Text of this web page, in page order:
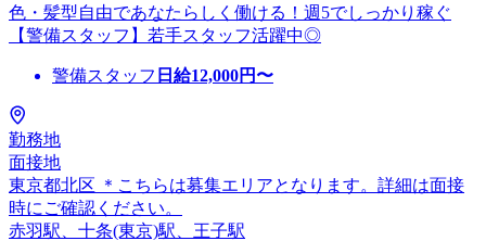
色・髪型自由であなたらしく働ける！週5でしっかり稼ぐ
【警備スタッフ】若手スタッフ活躍中◎
警備スタッフ 日給12,000円〜
勤務地
面接地
東京都北区 ＊こちらは募集エリアとなります。詳細は面接
時にご確認ください。
赤羽駅、十条(東京)駅、王子駅